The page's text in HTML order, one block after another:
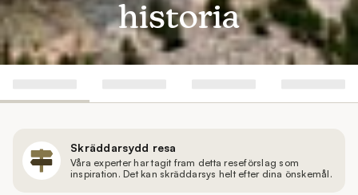
historia
Skräddarsydd resa
Våra experter har tagit fram detta reseförslag som
inspiration. Det kan skräddarsys helt efter dina önskemål.